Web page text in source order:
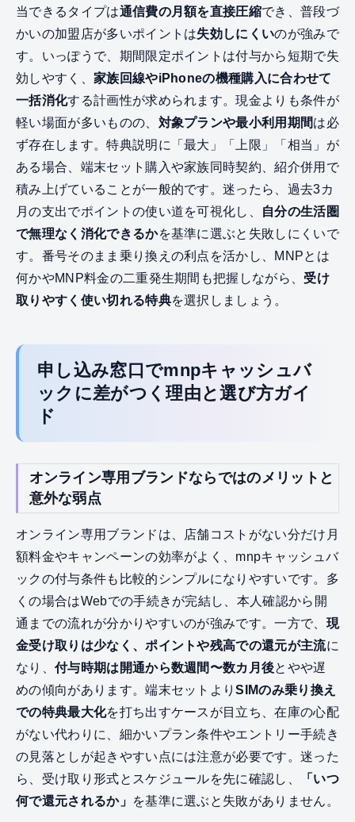
当できるタイプは通信費の月額を直接圧縮でき、普段づ
かいの加盟店が多いポイントは失効しにくいのが強みで
す。いっぽうで、期間限定ポイントは付与から短期で失
効しやすく、 家族回線やiPhoneの機種購入に合わせて
一括消化する計画性が求められます。現金よりも条件が
軽い場面が多いものの、 対象プランや最小利用期間は必
ず存在します。特典説明に「最大」「上限」「相当」が
ある場合、端末セット購入や家族同時契約、紹介併用で
積み上げていることが一般的です。迷ったら、過去3カ
月の支出でポイントの使い道を可視化し、
自分の生活圏
で無理なく消化できるかを基準に選ぶと失敗しにくいで
す。番号そのまま乗り換えの利点を活かし、MNPとは
何かやMNP料金の二重発生期間も把握しながら、 受け
取りやすく使い切れる特典を選択しましょう。
申し込み窓口でmnpキャッシュバ
ックに差がつく理由と選び方ガイ
ド
オンライン専用ブランドならではのメリットと
意外な弱点
オンライン専用ブランドは、店舗コストがない分だけ月
額料金やキャンペーンの効率がよく、mnpキャッシュバ
ックの付与条件も比較的シンプルになりやすいです。多
くの場合はWebでの手続きが完結し、本人確認から開
通までの流れが分かりやすいのが強みです。一方で、 現
金受け取りは少なく、ポイントや残高での還元が主流に
なり、 付与時期は開通から数週間〜数カ月後とやや遅
めの傾向があります。端末セットよりSIMのみ乗り換え
での特典最大化を打ち出すケースが目立ち、在庫の心配
がない代わりに、細かいプラン条件やエントリー手続き
の見落としが起きやすい点には注意が必要です。迷った
ら、受け取り形式とスケジュールを先に確認し、
「いつ
何で還元されるか」 を基準に選ぶと失敗がありません。